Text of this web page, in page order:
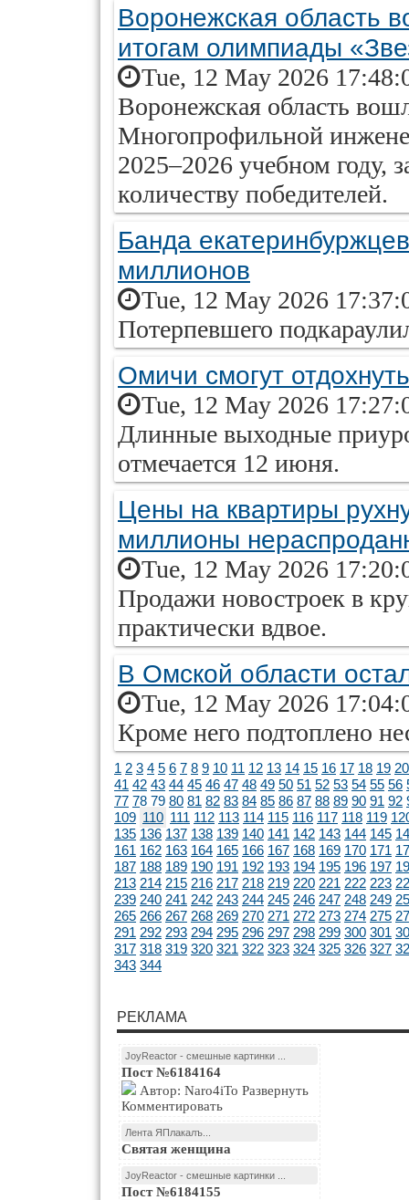
Воронежская область
итогам олимпиады
Tue, 12 May 2026
Воронежская область
Многопрофильной
2025–2026 учебном году,
количеству победителей.
Банда
миллионов
Tue, 12 May 2026
Потерпевшего
Омичи смогут
Tue, 12 May 2026
Длинные выходные
отмечается 12 июня.
Цены на квартиры
миллионы
Tue, 12 May 2026
Продажи новостроек в
практически вдвое.
В Омской области
Tue, 12 May 2026
Кроме него подтоплено
1 2 3 4 5 6 7 8 9 10 11 12 13 14 15 16 17 18 19 20
41 42 43 44 45 46 47 48 49 50 51 52 53 54 55 56
77 78 79 80 81 82 83 84 85 86 87 88 89 90 91 92
109 110 111 112 113 114 115 116 117 118 119
135 136 137 138 139 140 141 142 143 144 145
161 162 163 164 165 166 167 168 169 170 171
187 188 189 190 191 192 193 194 195 196 197
213 214 215 216 217 218 219 220 221 222 223
239 240 241 242 243 244 245 246 247 248 249
265 266 267 268 269 270 271 272 273 274 275
291 292 293 294 295 296 297 298 299 300 301
317 318 319 320 321 322 323 324 325 326 327
343 344
РЕКЛАМА
JoyReactor - смешные картинки ...
Пост №6184164
Комментировать
Лента ЯПлакалъ...
Святая женщина
JoyReactor - смешные картинки ...
Пост №6184155